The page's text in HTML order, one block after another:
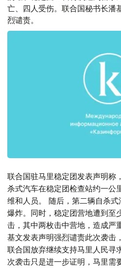
亡、四人受伤。联合国秘书长潘
烈谴责。
联合国驻马里稳定团发表声明称
杀式汽车在稳定团检查站约一公
维和人员。 随后，第二辆自杀
爆炸。同时，稳定团营地遭到至
击，其中两枚击中营地，造成严
基文发表声明强烈谴责此次袭击
联合国放弃继续支持马里人民寻
次袭击只是进一步证明，马里需